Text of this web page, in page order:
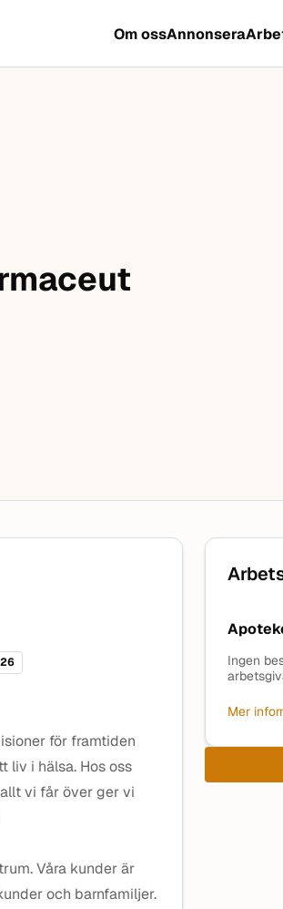
Om ossAnnonsera
för framtiden
liv i hälsa. Hos oss
vi får över ger vi
Våra kunder är
och barnfamiljer.
Ingen
Mer